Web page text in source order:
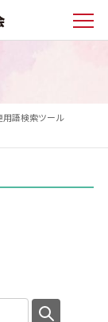
用語検索ツール